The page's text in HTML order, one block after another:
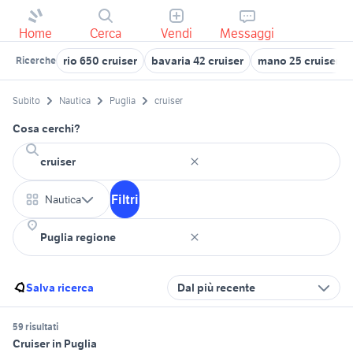
Home Cerca Vendi Messaggi
Ricerche rio 650 cruiser bavaria 42 cruiser mano 25 cruiser
Subito Nautica Puglia cruiser
Cosa cerchi?
Nautica Filtri
Salva ricerca Dal più recente
59 risultati
Cruiser in Puglia